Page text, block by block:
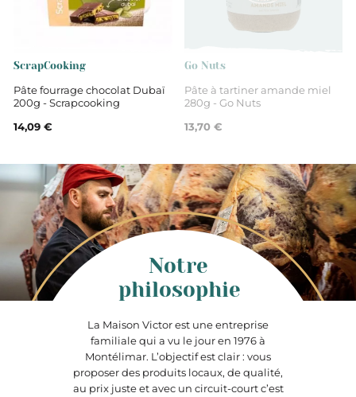
ScrapCooking
Pâte fourrage chocolat Dubaï
200g - Scrapcooking
14,09 €
Go Nuts
Pâte à tartiner amande miel
280g - Go Nuts
13,70 €
La Maison Victor est une entreprise
familiale qui a vu le jour en 1976 à
Montélimar. L’objectif est clair : vous
proposer des produits locaux, de qualité,
au prix juste et avec un circuit-court c’est
Notre
philosophie